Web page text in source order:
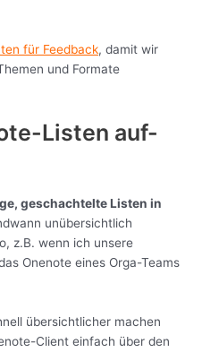
für Feedback, damit wir
und Formate
Listen auf-
geschachtelte Listen in
unübersichtlich
z.B. wenn ich unsere
Onenote eines Orga-Teams
übersichtlicher machen
Client einfach über den